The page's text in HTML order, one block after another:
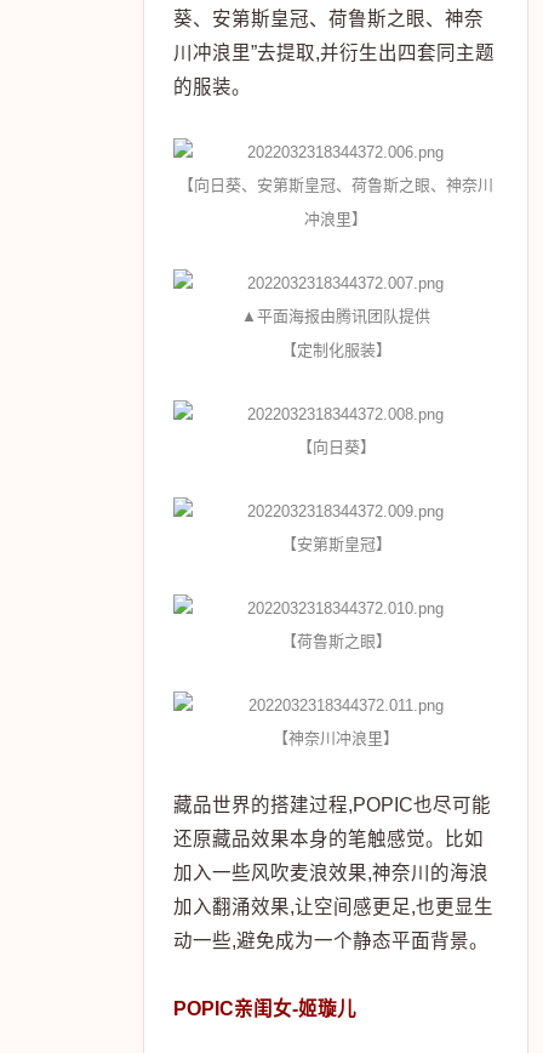
葵、安第斯皇冠、荷鲁斯之眼、神奈
川冲浪里”去提取,并衍生出四套同主题
的服装。
【向日葵、安第斯皇冠、荷鲁斯之眼、神奈川
冲浪里】
▲平面海报由腾讯团队提供
【定制化服装】
【向日葵】
【安第斯皇冠】
【荷鲁斯之眼】
【神奈川冲浪里】
藏品世界的搭建过程,POPIC也尽可能
还原藏品效果本身的笔触感觉。比如
加入一些风吹麦浪效果,神奈川的海浪
加入翻涌效果,让空间感更足,也更显生
动一些,避免成为一个静态平面背景。
POPIC亲闺女-姬璇儿